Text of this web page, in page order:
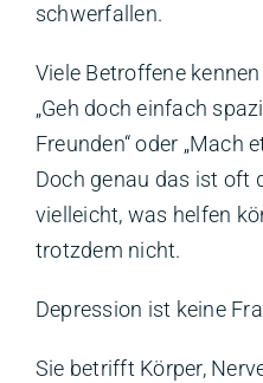
schwerfallen.
Viele Betroffene
„Geh doch einfach
Freunden“ oder „Mach
Doch genau das ist oft
vielleicht, was helfen
trotzdem nicht.
Depression ist keine
Sie betrifft Körper,